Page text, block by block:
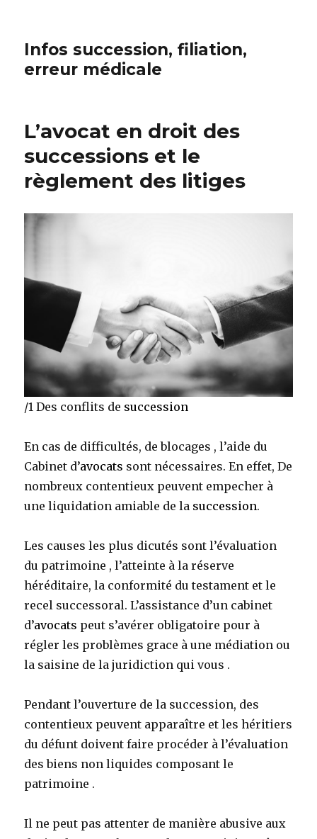
Infos succession, filiation,
erreur médicale
L’avocat en droit des
successions et le
règlement des litiges
/1 Des conflits de succession
En cas de difficultés, de blocages , l’aide du
Cabinet d’avocats sont nécessaires. En effet, De
nombreux contentieux peuvent empecher à
une liquidation amiable de la succession.
Les causes les plus dicutés sont l’évaluation
du patrimoine , l’atteinte à la réserve
héréditaire, la conformité du testament et le
recel successoral. L’assistance d’un cabinet
d’avocats peut s’avérer obligatoire pour à
régler les problèmes grace à une médiation ou
la saisine de la juridiction qui vous .
Pendant l’ouverture de la succession, des
contentieux peuvent apparaître et les héritiers
du défunt doivent faire procéder à l’évaluation
des biens non liquides composant le
patrimoine .
Il ne peut pas attenter de manière abusive aux